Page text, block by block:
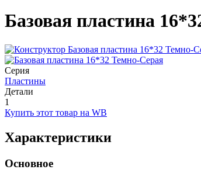
Базовая пластина
Серия
Пластины
Детали
1
Купить этот товар на WB
Характеристики
Основное